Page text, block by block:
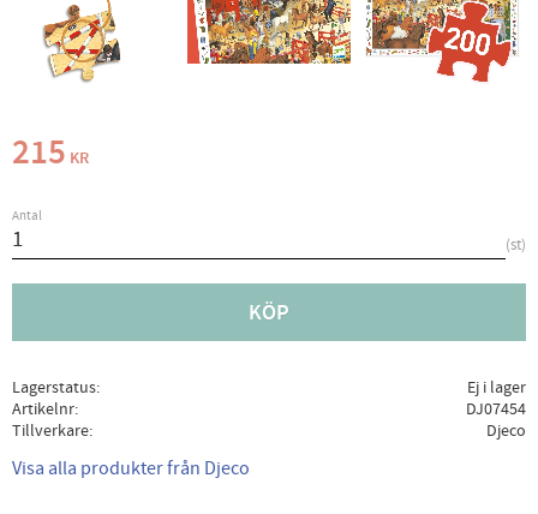
215 KR
Antal
st
KÖP
Lagerstatus
Ej i lager
Artikelnr
DJ07454
Tillverkare
Djeco
Visa alla produkter från Djeco